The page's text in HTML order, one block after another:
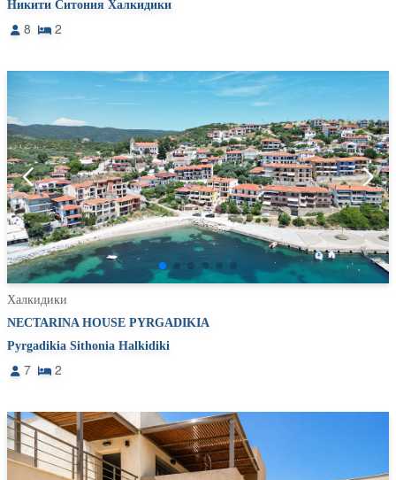
Никити Ситония Халкидики
8 2
Халкидики
NECTARINA HOUSE PYRGADIKIA
Pyrgadikia Sithonia Halkidiki
7 2